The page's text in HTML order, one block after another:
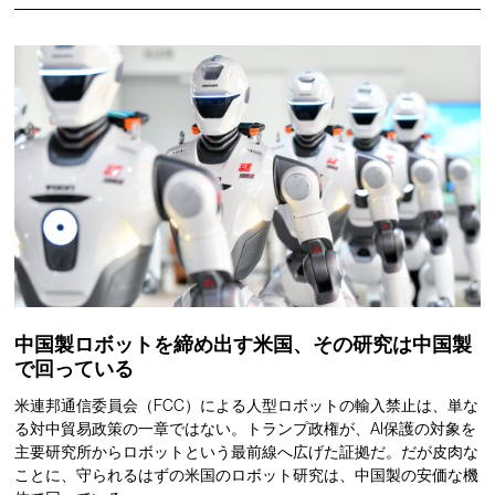
中国製ロボットを締め出す米国、その研究は中国製
で回っている
米連邦通信委員会（FCC）による人型ロボットの輸入禁止は、単な
る対中貿易政策の一章ではない。トランプ政権が、AI保護の対象を
主要研究所からロボットという最前線へ広げた証拠だ。だが皮肉な
ことに、守られるはずの米国のロボット研究は、中国製の安価な機